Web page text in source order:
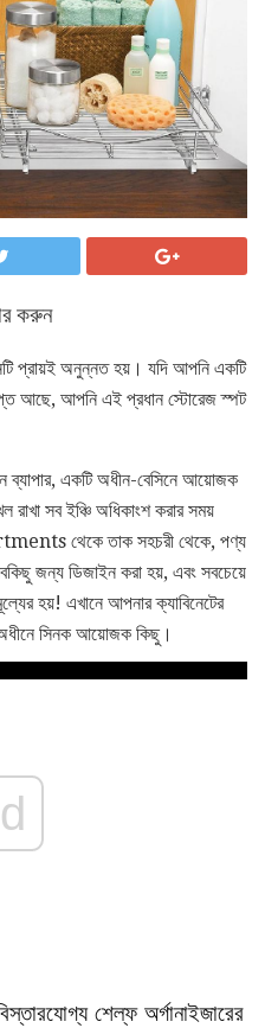
করুন
প্রায়ই অনুন্নত হয়। যদি আপনি একটি
আছে, আপনি এই প্রধান স্টোরেজ স্পট
ব্যাপার, একটি অধীন-বেসিনে আয়োজক
সব ইঞ্চি অধিকাংশ করার সময়
থেকে তাক সহচরী থেকে, পণ্য
জন্য ডিজাইন করা হয়, এবং সবচেয়ে
হয়! এখানে আপনার ক্যাবিনেটের
সিনক আয়োজক কিছু।
শেল্ফ অর্গানাইজারের